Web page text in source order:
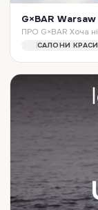
G×BAR Warsaw
САЛОНИ КРАСИ